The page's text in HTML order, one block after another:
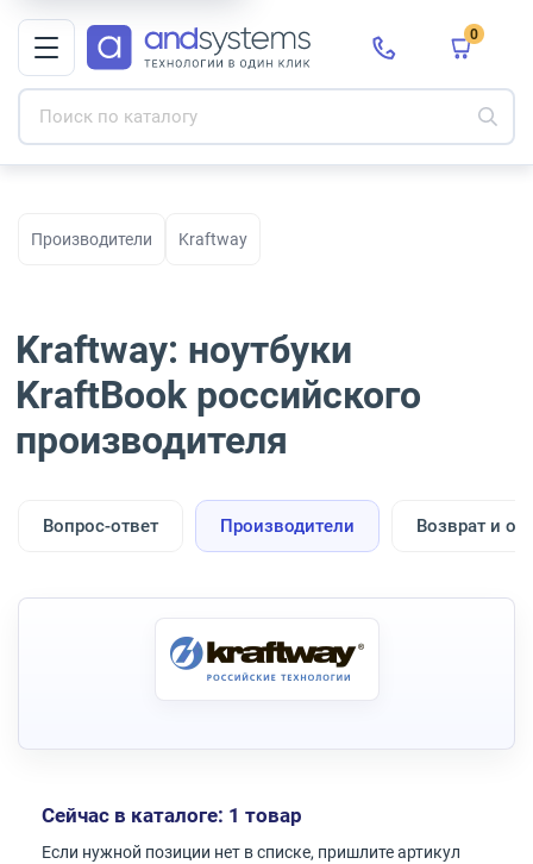
0
Производители Kraftway
Kraftway: ноутбуки
KraftBook российского
производителя
Вопрос-ответ Производители Возврат и
Сейчас в каталоге: 1 товар
Если нужной позиции нет в списке, пришлите артикул